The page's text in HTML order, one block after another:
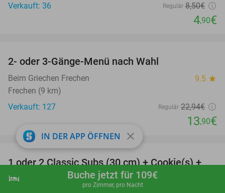
shopping_cart Jetzt buchen
hotel Buche jetzt für 109€
pro Zimmer, pro Nacht
Verkauft: 36
Regulär 8,50€
4,90€
2- oder 3-Gänge-Menü nach Wahl
Beim Griechen Frechen 9.5 star
Frechen (9 km)
Verkauft: 127
Regulär 22,94€
13,90€
33%
1 oder 2 Classic Subs (30 cm) + Cookie(s) +
Getränk(e) oder 2 Classic Subs bei Subway in
IN DER APP ÖFFNEN close